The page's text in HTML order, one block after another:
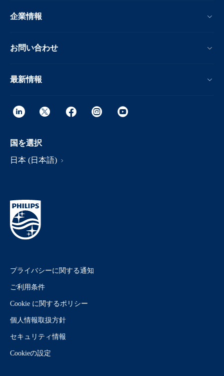
企業情報
お問い合わせ
最新情報
国を選択
日本 (日本語)
プライバシーに関する通知
ご利用条件
Cookie に関するポリシー
個人情報取扱方針
セキュリティ情報
Cookieの設定